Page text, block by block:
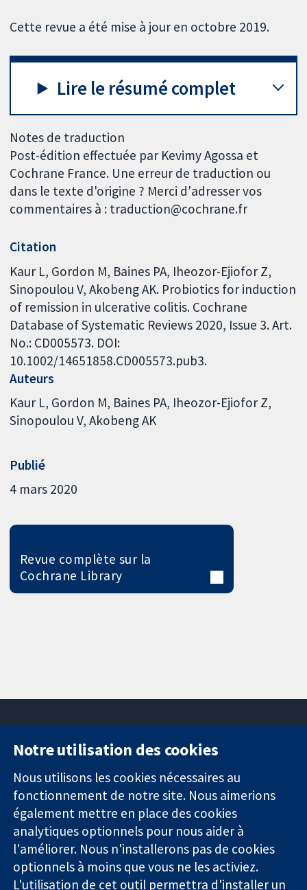
Cette revue a été mise à jour en octobre 2019.
Lire le résumé complet
Notes de traduction
Post-édition effectuée par Kevimy Agossa et
Cochrane France. Une erreur de traduction ou
dans le texte d'origine ? Merci d'adresser vos
commentaires à : traduction@cochrane.fr
Citation
Kaur L, Gordon M, Baines PA, Iheozor-Ejiofor Z,
Sinopoulou V, Akobeng AK. Probiotics for induction
of remission in ulcerative colitis. Cochrane
Database of Systematic Reviews 2020, Issue 3. Art.
No.: CD005573. DOI:
10.1002/14651858.CD005573.pub3.
Auteurs
Kaur L Gordon M Baines PA Iheozor-Ejiofor Z
Sinopoulou V Akobeng AK
Publié
4 mars 2020
Revue complète sur la
Cochrane Library
Des données
probantes.
Des décisions
éclairées.
Une meilleure
santé.
11-13 Cavendish
Square
Londres
W1G0AN
Royaume-Uni
nous
Actualités
Service de
presse
Qui sommes-
nous
Offres
d'emploi
Notre utilisation des cookies
Nous utilisons les cookies nécessaires au
fonctionnement de notre site. Nous aimerions
également mettre en place des cookies
analytiques optionnels pour nous aider à
l'améliorer. Nous n'installerons pas de cookies
optionnels à moins que vous ne les activiez.
L'utilisation de cet outil permettra d'installer un